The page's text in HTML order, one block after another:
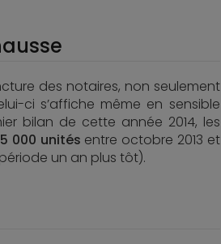
des notaires, non seulement
ci s’affiche même en sensible
bilan de cette année 2014, les
000 unités entre octobre 2013 et
un an plus tôt).